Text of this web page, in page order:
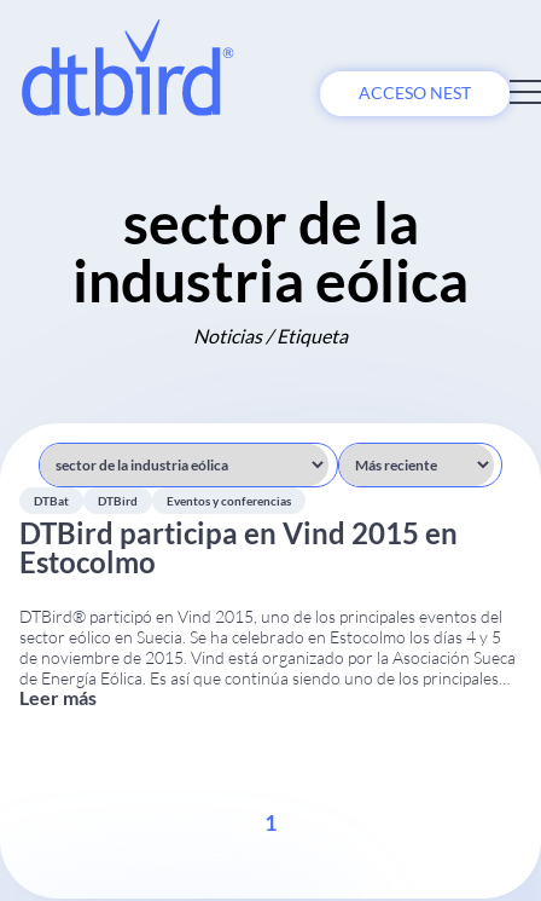
ACCESO NEST
sector de la
industria eólica
Noticias / Etiqueta
DTBat DTBird Eventos y conferencias
DTBird participa en Vind 2015 en
Estocolmo
DTBird® participó en Vind 2015, uno de los principales eventos del
sector eólico en Suecia. Se ha celebrado en Estocolmo los días 4 y 5
de noviembre de 2015. Vind está organizado por la Asociación Sueca
de Energía Eólica. Es así que continúa siendo uno de los principales
puntos de encuentro anuales para la industria
Leer más
1